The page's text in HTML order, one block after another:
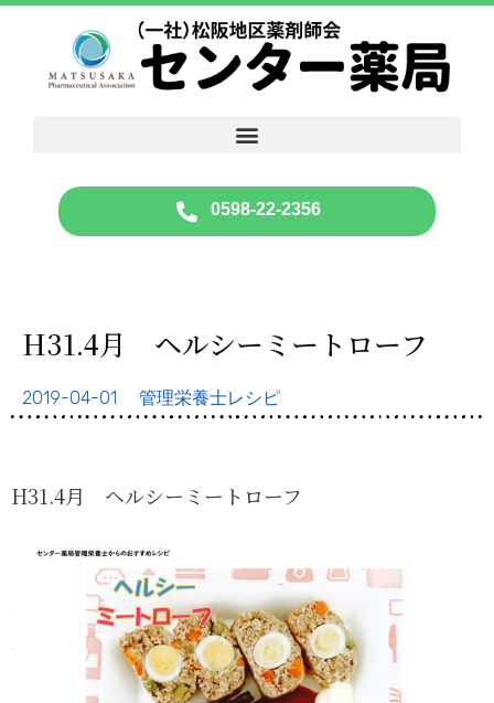
0598-22-2356
H31.4月 ヘルシーミートローフ
2019-04-01 管理栄養士レシピ
H31.4月 ヘルシーミートローフ